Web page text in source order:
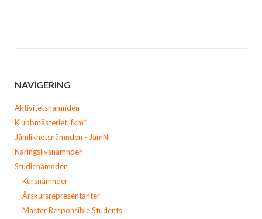
NAVIGERING
Aktivitetsnämnden
Klubbmästeriet, fkm*
Jämlikhetsnämnden - JämN
Näringslivsnämnden
Studienämnden
Kursnämnder
Årskursrepresentanter
Master Responsible Students